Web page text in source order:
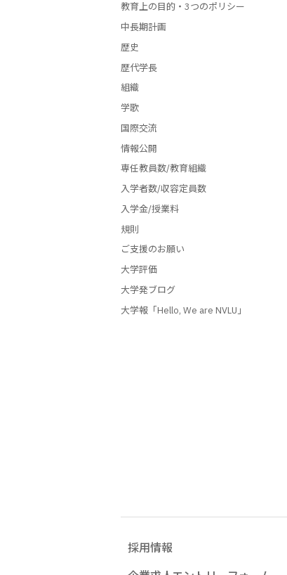
教育上の目的・3つのポリシー
中長期計画
歴史
歴代学長
組織
学歌
国際交流
情報公開
専任教員数/教育組織
入学者数/収容定員数
入学金/授業料
規則
ご支援のお願い
大学評価
大学発ブログ
大学報「Hello, We are NVLU」
採用情報